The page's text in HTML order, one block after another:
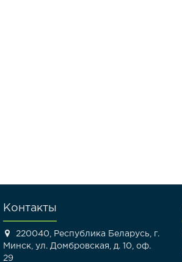
Контакты
220040, Республика Беларусь, г.
Минск, ул. Домбровская, д. 10, оф.
29